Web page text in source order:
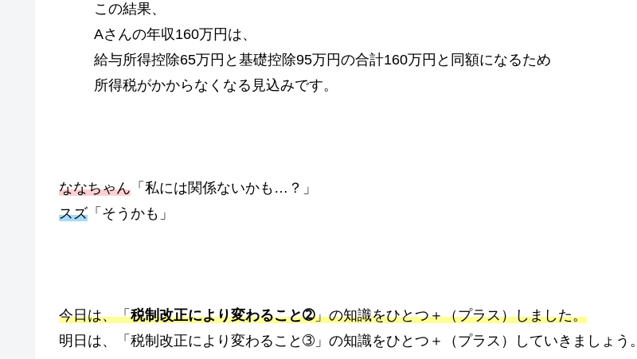
この結果、
Aさんの年収160万円は、
給与所得控除65万円と基礎控除95万円の合計160万円と同額になるため
所得税がかからなくなる見込みです。
ななちゃん 「私には関係ないかも…？」
スズ 「そうかも」
今日は、「税制改正により変わること➁」の知識をひとつ＋（プラス）しました。
明日は、「税制改正により変わること➂」の知識をひとつ＋（プラス）していきましょう。